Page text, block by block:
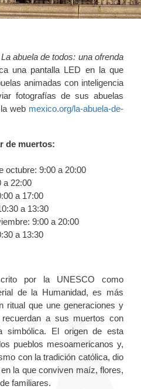
La abuela de todos: una ofrenda
una pantalla LED en la que
animadas con inteligencia
fotografías de sus abuelas
web mexico.org/la-abuela-de-
de muertos:
octubre: 9:00 a 20:00
a 22:00
a 17:00
a 13:30
9:00 a 20:00
a 13:30
por la UNESCO como
de la Humanidad, es más
ritual que une generaciones y
a sus muertos con
simbólica. El origen de esta
pueblos mesoamericanos y,
con la tradición católica, dio
la que conviven maíz, flores,
familiares.